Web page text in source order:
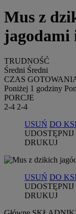
Mus z
jagodami
TRUDNOŚĆ
Średni Średni
CZAS
Poniżej 1 godziny
PORCJE
2-4 2-4
USUŃ DO
UDOSTĘPNIJ
DRUKUJ
USUŃ DO
UDOSTĘPNIJ
DRUKUJ